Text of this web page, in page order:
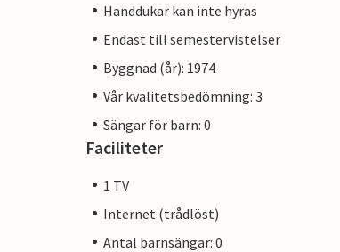
Handdukar kan inte hyras
Endast till semestervistelser
Byggnad (år): 1974
Vår kvalitetsbedömning: 3
Sängar för barn: 0
Faciliteter
1 TV
Internet (trådlöst)
Antal barnsängar: 0